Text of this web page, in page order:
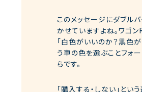
このメッセージにダブル
かせていますよね。ワゴ
「白色がいいのか？黒色
う車の色を選ぶことフォ
らです。
「購入する・しない」とい